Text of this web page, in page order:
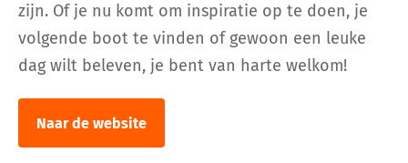
zijn. Of je nu komt om inspiratie op te doen, je
volgende boot te vinden of gewoon een leuke
dag wilt beleven, je bent van harte welkom!
Naar de website